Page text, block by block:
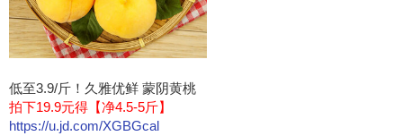
低至3.9/斤！久雅优鲜 蒙阴黄桃
拍下19.9元得【净4.5-5斤】
https://u.jd.com/XGBGcal